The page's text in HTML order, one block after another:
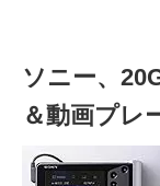
ソニー、
＆動画プレ